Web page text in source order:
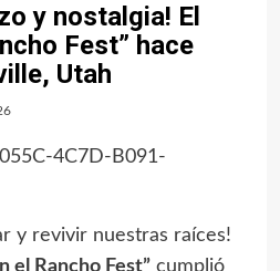
y nostalgia! El
Fest” hace
Utah
y revivir nuestras raíces!